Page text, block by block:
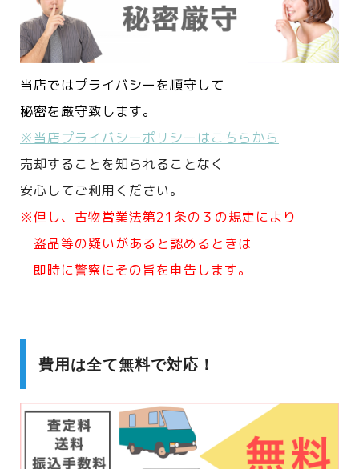
当店ではプライバシーを順守して
秘密を厳守致します。
※当店プライバシーポリシーはこちらから
売却することを知られることなく
安心してご利用ください。
※但し、古物営業法第21条の３の規定により
盗品等の疑いがあると認めるときは
即時に警察にその旨を申告します。
費用は全て無料で対応！